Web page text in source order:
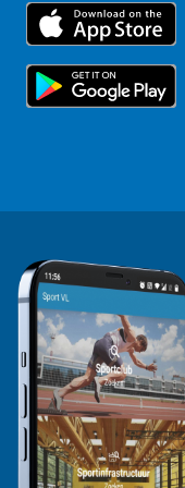
Trainers en begeleiders
Topsporters
Voor de pers